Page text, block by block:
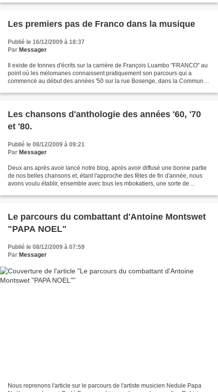
Les premiers pas de Franco dans la musique
Publié le 16/12/2009 à 18:37
Par Messager
Il existe de tonnes d'écrits sur la carrière de François Luambo "FRANCO" au
point où les mélomanes connaissent pratiquement son parcours qui a
commencé au début des années '50 sur la rue Bosenge, dans la Commune
Les chansons d'anthologie des années '60, '70
et '80.
Publié le 08/12/2009 à 09:21
Par Messager
Deux ans après avoir lancé notre blog, après avoir diffusé une bonne partie
de nos belles chansons et, étant l'approche des fêtes de fin d'année, nous
avons voulu établir, ensemble avec tous les mbokatiers, une sorte de
Le parcours du combattant d'Antoine Montswet
"PAPA NOEL"
Publié le 08/12/2009 à 07:59
Par Messager
Nous reprenons l'article sur le parcours de l'artiste musicien Nedule Papa